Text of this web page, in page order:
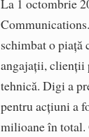
schimbat o piață
angajații, clienții
tehnică. Digi a
pentru acțiuni a
milioane în total.